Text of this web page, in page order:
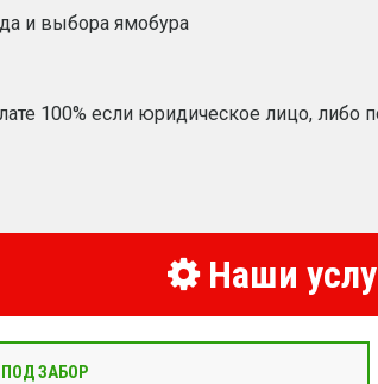
и выбора ямобура
100% если юридическое лицо, либо
Наши
ЗАБОР